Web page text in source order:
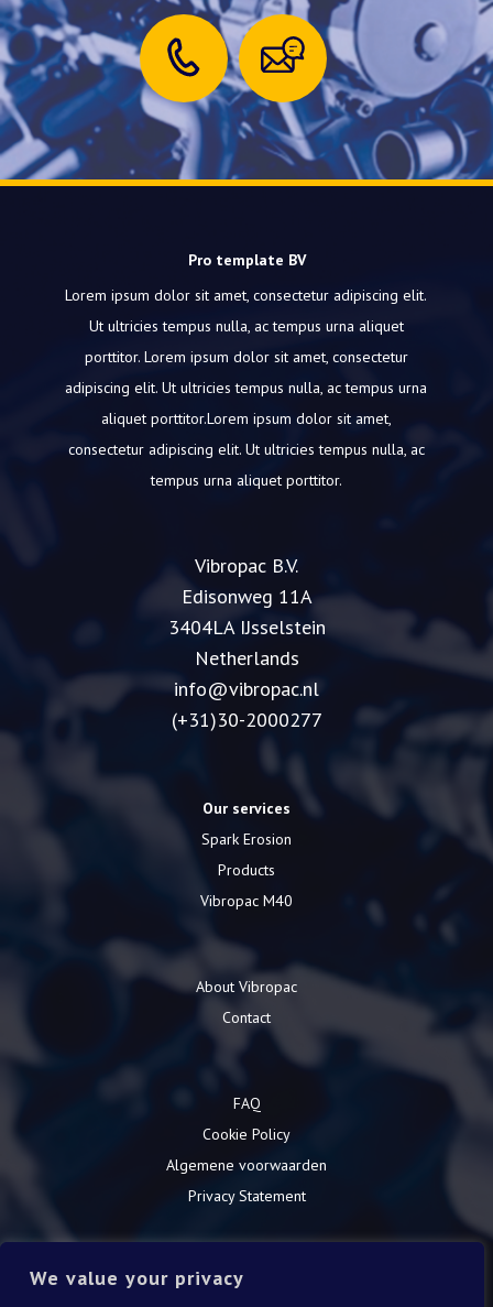
We value your privacy
Pro template BV
Lorem ipsum dolor sit amet, consectetur adipiscing elit.
Ut ultricies tempus nulla, ac tempus urna aliquet
porttitor. Lorem ipsum dolor sit amet, consectetur
adipiscing elit.Ut ultricies tempus nulla, ac tempus urna
aliquet porttitor.Lorem ipsum dolor sit amet,
consectetur adipiscing elit. Ut ultricies tempus nulla, ac
tempus urna aliquet porttitor.
Vibropac B.V.
Edisonweg 11A
3404LA IJsselstein
Netherlands
info@vibropac.nl
(+31)30-2000277
Our services
Spark Erosion
Products
Vibropac M40
About Vibropac
Contact
FAQ
Cookie Policy
Algemene voorwaarden
Privacy Statement
Download catalogue